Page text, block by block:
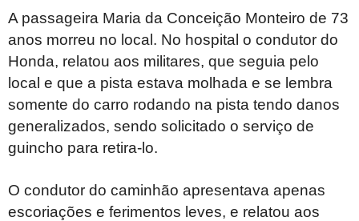
A passageira Maria da Conceição Monteiro de 73
anos morreu no local. No hospital o condutor do
Honda, relatou aos militares, que seguia pelo
local e que a pista estava molhada e se lembra
somente do carro rodando na pista tendo danos
generalizados, sendo solicitado o serviço de
guincho para retira-lo.
O condutor do caminhão apresentava apenas
escoriações e ferimentos leves, e relatou aos